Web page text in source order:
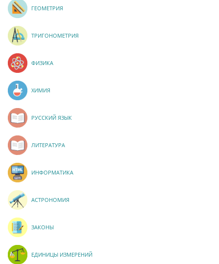
ГЕОМЕТРИЯ
ТРИГОНОМЕТРИЯ
ФИЗИКА
ХИМИЯ
РУССКИЙ ЯЗЫК
ЛИТЕРАТУРА
ИНФОРМАТИКА
АСТРОНОМИЯ
ЗАКОНЫ
ЕДИНИЦЫ ИЗМЕРЕНИЙ